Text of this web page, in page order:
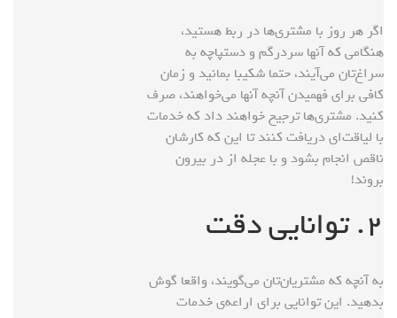
اگر هر روز با مشتری‌ها در ربط هستید،
هنگامی که آنها سردرگم و دستپاچه به
سراغ‌تان می‌آیند، حتما شکیبا بمانید و زمان
کافی برای فهمیدن آنچه آنها می‌خواهند، صرف
کنید. مشتری‌ها ترجیح خواهند داد که خدمات
با لیاقت‌ای دریافت کنند تا این که کارشان
ناقص انجام بشود و با عجله از در بیرون
بروند!
۲. توانایی دقت
به آنچه که مشتریان‌تان می‌گویند، واقعا گوش
بدهید. این توانایی برای اراعه‌ی خدمات